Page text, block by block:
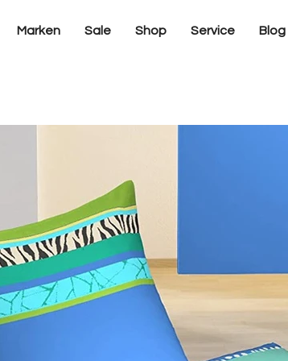
Marken Sale Shop Service Blog